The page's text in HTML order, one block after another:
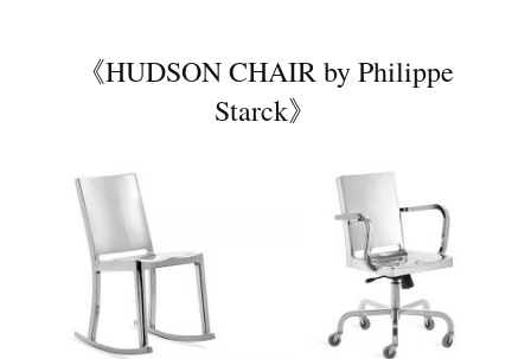
《HUDSON CHAIR by Philippe
Starck》